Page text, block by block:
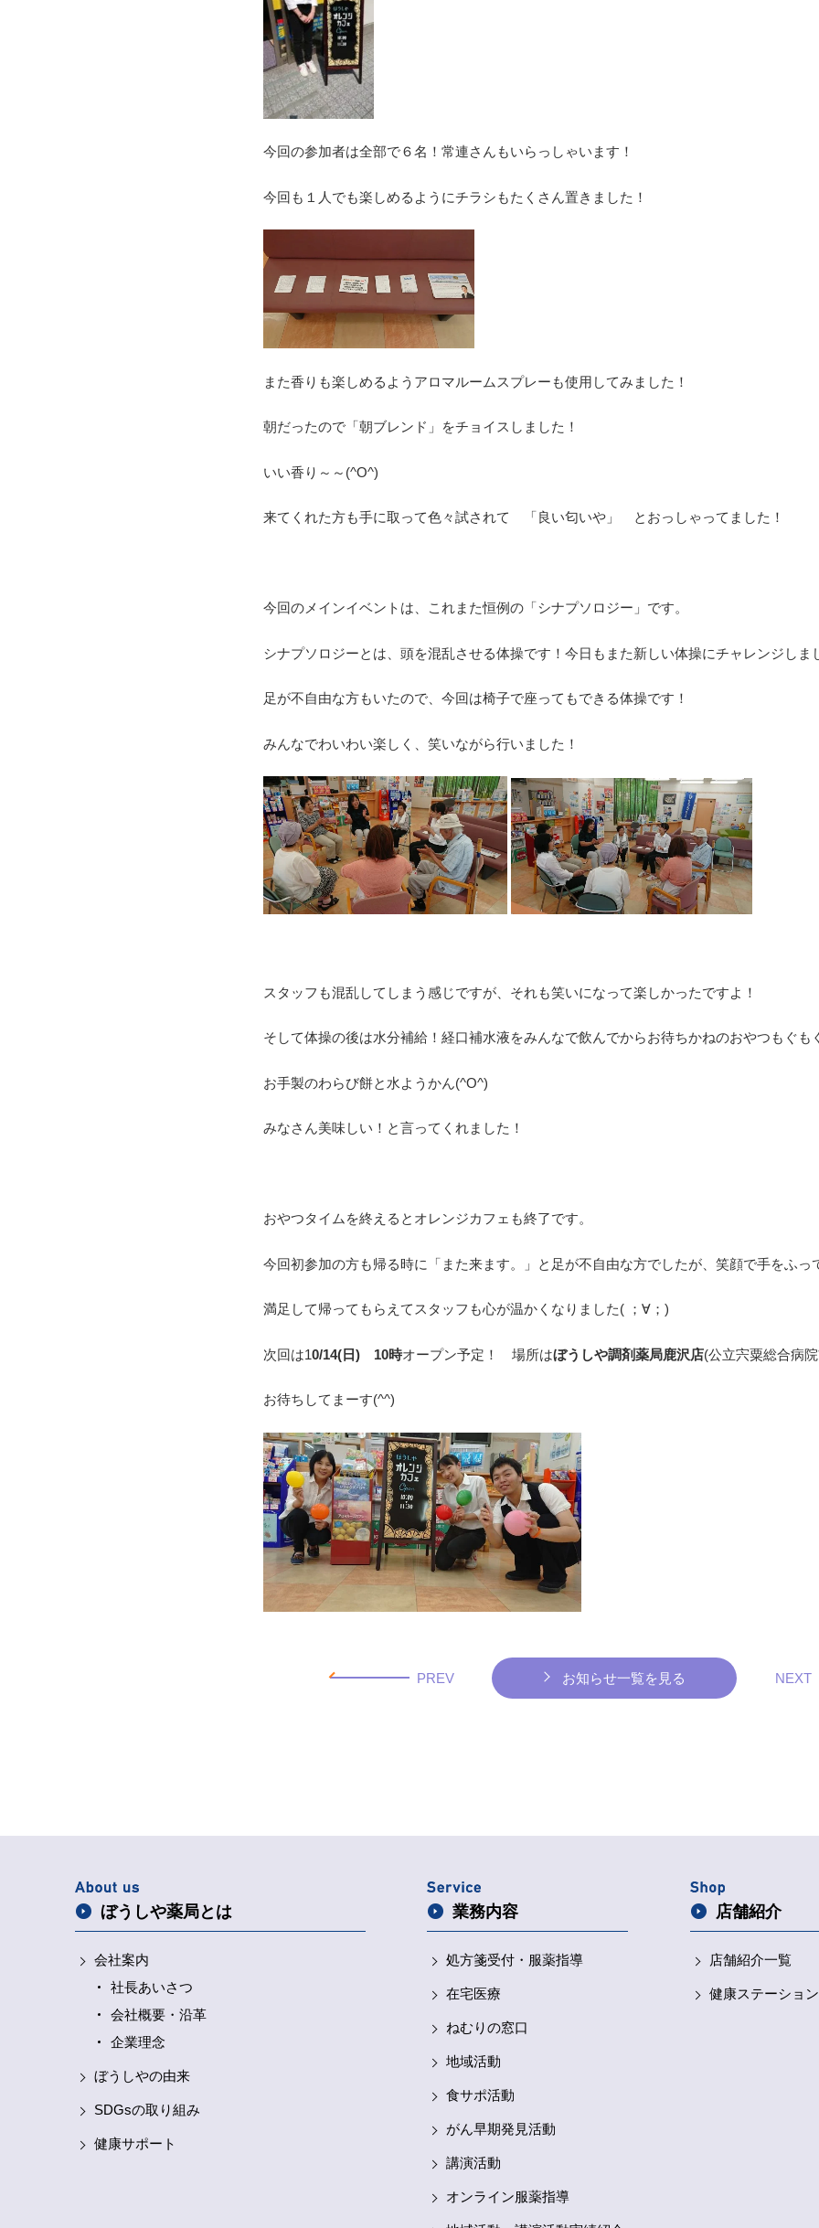
今回の参加者は全部で６名！常連さんもいらっしゃいます！
今回も１人でも楽しめるようにチラシもたくさん置きました！
また香りも楽しめるようアロマルームスプレーも使用してみました！
朝だったので「朝ブレンド」をチョイスしました！
いい香り～～(^O^)
来てくれた方も手に取って色々試されて 「良い匂いや」 とおっしゃってました！
今回のメインイベントは、これまた恒例の「シナプソロジー」です。
シナプソロジーとは、頭を混乱させる体操です！今日もまた新しい体操にチャレンジしま
足が不自由な方もいたので、今回は椅子で座ってもできる体操です！
みんなでわいわい楽しく、笑いながら行いました！
スタッフも混乱してしまう感じですが、それも笑いになって楽しかったですよ！
そして体操の後は水分補給！経口補水液をみんなで飲んでからお待ちかねのおやつもぐも
お手製のわらび餅と水ようかん(^O^)
みなさん美味しい！と言ってくれました！
おやつタイムを終えるとオレンジカフェも終了です。
今回初参加の方も帰る時に「また来ます。」と足が不自由な方でしたが、笑顔で手をふっ
満足して帰ってもらえてスタッフも心が温かくなりました( ；∀；)
次回は10/14(日) 10時オープン予定！ 場所はぼうしや調剤薬局鹿沢店(公立宍粟総合病
お待ちしてまーす(^^)
PREV お知らせ一覧を見る NEXT
ぼうしや薬局とは
会社案内
社長あいさつ
会社概要・沿革
企業理念
ぼうしやの由来
SDGsの取り組み
健康サポート
業務内容
処方箋受付・ 服薬指導
在宅医療
ねむりの窓口
地域活動
食サポ活動
がん早期発見活動
講演活動
オンライン服薬指導
店舗紹介
店舗紹介一覧
健康ステーション